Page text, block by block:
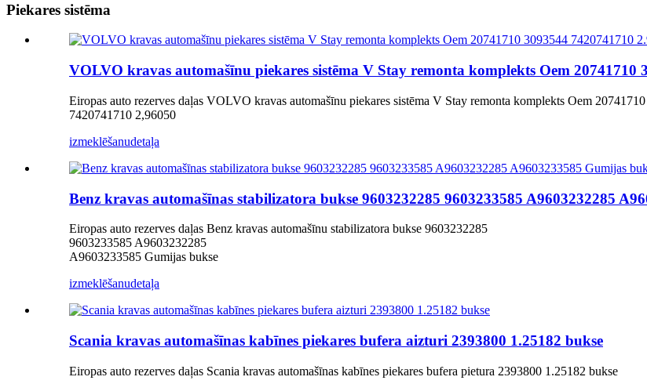
Piekares sistēma
VOLVO kravas automašīnu piekares sistēma V Stay remonta komplekts Oem 20741710
Eiropas auto rezerves daļas VOLVO kravas automašīnu piekares sistēma V Stay remonta komplekts Oem
7420741710 2,96050
izmeklēšanudetaļa
Benz kravas automašīnas stabilizatora bukse 9603232285 9603233585 A9603232285
Eiropas auto rezerves daļas Benz kravas automašīnu stabilizatora bukse 9603232285
9603233585 A9603232285
A9603233585 Gumijas bukse
izmeklēšanudetaļa
Scania kravas automašīnas kabīnes piekares bufera aizturi 2393800 1.25182 bukse
Eiropas auto rezerves daļas Scania kravas automašīnas kabīnes piekares bufera pietura 2393800 1.25182 bukse